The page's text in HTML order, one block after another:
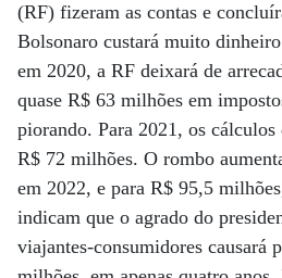
(RF) fizeram as contas e
Bolsonaro custará muito
em 2020, a RF deixará de
quase R$ 63 milhões em
piorando. Para 2021, os
R$ 72 milhões. O rombo
em 2022, e para R$ 95,5
indicam que o agrado do
viajantes-consumidores causará